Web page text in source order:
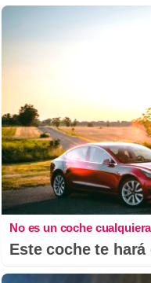
No es un coche cualquiera
Este coche te